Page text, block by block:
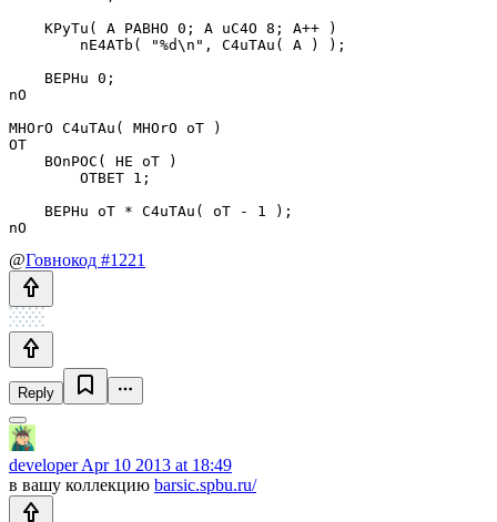
    KPyTu( A PABHO 0; A uC4O 8; A++ )
        nE4ATb( "%d\n", C4uTAu( A ) );
    BEPHu 0;
nO
MHOrO C4uTAu( MHOrO oT )
OT
    BOnPOC( HE oT )
        OTBET 1;
    BEPHu oT * C4uTAu( oT - 1 );
@Говнокод #1221
Reply
developerApr 10 2013 at 18:49
в вашу коллекцию barsic.spbu.ru/